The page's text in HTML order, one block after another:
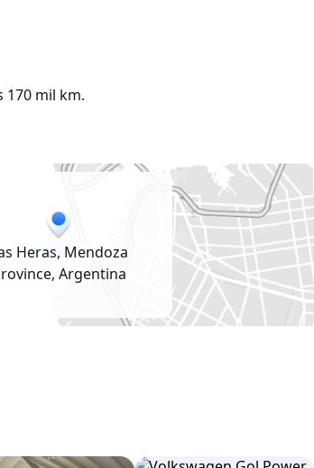
170 mil km.
Heras, Mendoza
Argentina